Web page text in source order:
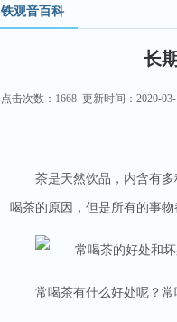
铁观音百科
长
点击次数： 1668 更新时间：2020-
茶是天然饮品，内含有
喝茶的原因，但是所有的事
常喝茶有什么好处呢？